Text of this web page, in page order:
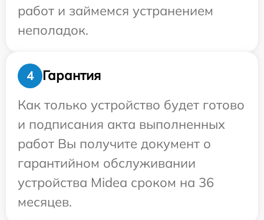
работ и займемся устранением
неполадок.
4
Гарантия
Как только устройство будет готово
и подписания акта выполненных
работ Вы получите документ о
гарантийном обслуживании
устройства Midea сроком на 36
месяцев.